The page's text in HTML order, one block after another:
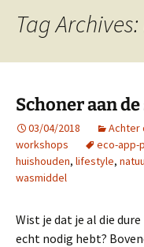
Tag
Schoner aan
03/04/2018 Achter
workshops
eco-app-
huishouden, lifestyle,
wasmiddel
Wist je dat je al die
echt nodig hebt?